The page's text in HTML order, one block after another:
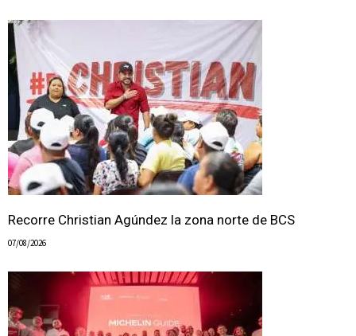
Recorre Christian Agúndez la zona norte de BCS
07/08/2026